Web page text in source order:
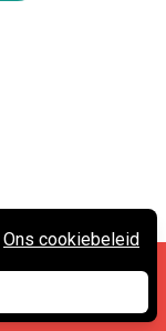
Ons cookiebeleid